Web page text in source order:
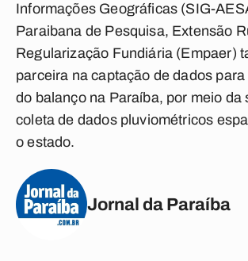
Informações Geográficas (SIG-
Paraibana de Pesquisa, Extensão
Regularização Fundiária (Empaer)
parceira na captação de dados
do balanço na Paraíba, por meio da
coleta de dados pluviométricos
o estado.
Jornal da Paraíba